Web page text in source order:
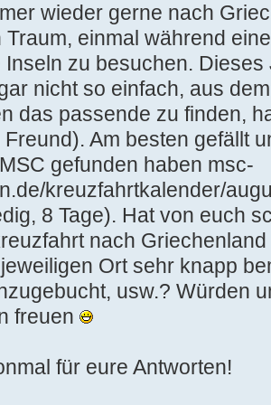
wieder gerne nach
Traum, einmal während
zu besuchen.
nicht so einfach, aus
das passende zu finden,
Freund). Am besten gefällt
gefunden haben msc-
kreuzfahrtkalender/
8 Tage). Hat von euch
nach
Ort sehr knapp
usw.? Würden
freuen
für eure Antworten!